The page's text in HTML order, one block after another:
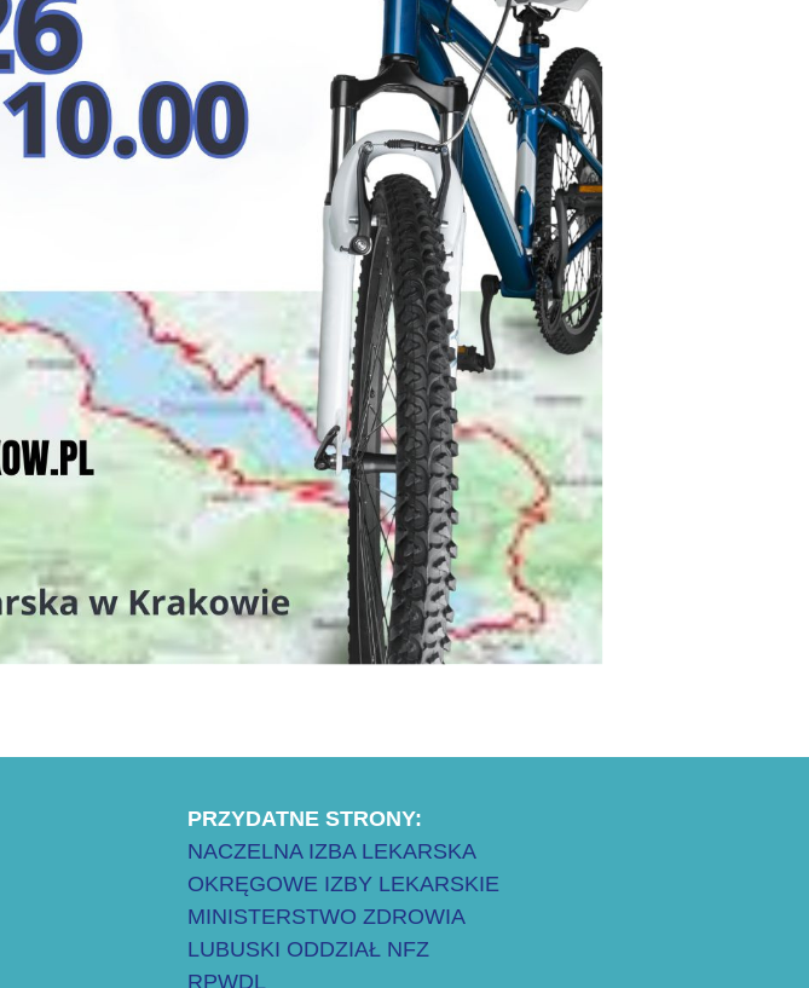
PRZYDATNE STRONY:
NACZELNA IZBA LEKARSKA
OKRĘGOWE IZBY LEKARSKIE
MINISTERSTWO ZDROWIA
LUBUSKI ODDZIAŁ NFZ
RPWDL